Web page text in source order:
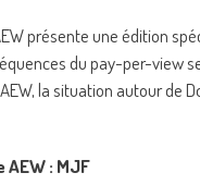
présente une édition
du pay-per-view
la situation autour de
: MJF